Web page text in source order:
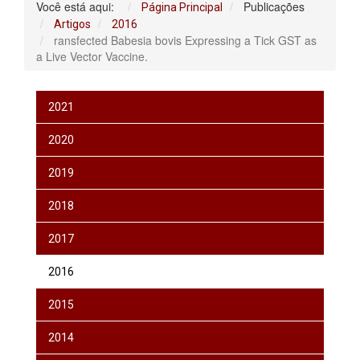
Você está aqui: Página Principal Publicações
Artigos 2016
ransfected Babesia bovis Expressing a Tick GST as
a Live Vector Vaccine.
2021
2020
2019
2018
2017
2016
2015
2014